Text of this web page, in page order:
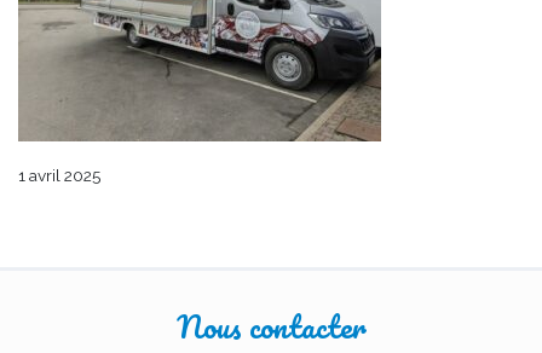
1 avril 2025
Nous contacter